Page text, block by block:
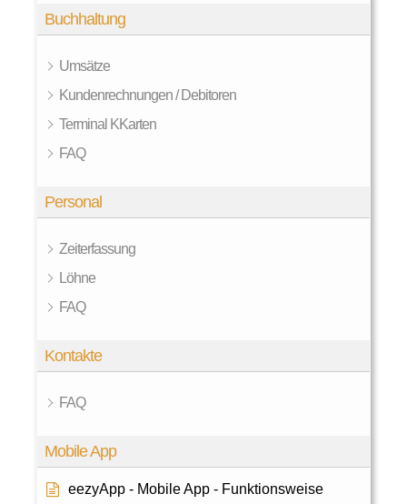
Buchhaltung
Umsätze
Kundenrechnungen / Debitoren
Terminal KKarten
FAQ
Personal
Zeiterfassung
Löhne
FAQ
Kontakte
FAQ
Mobile App
eezyApp - Mobile App - Funktionsweise